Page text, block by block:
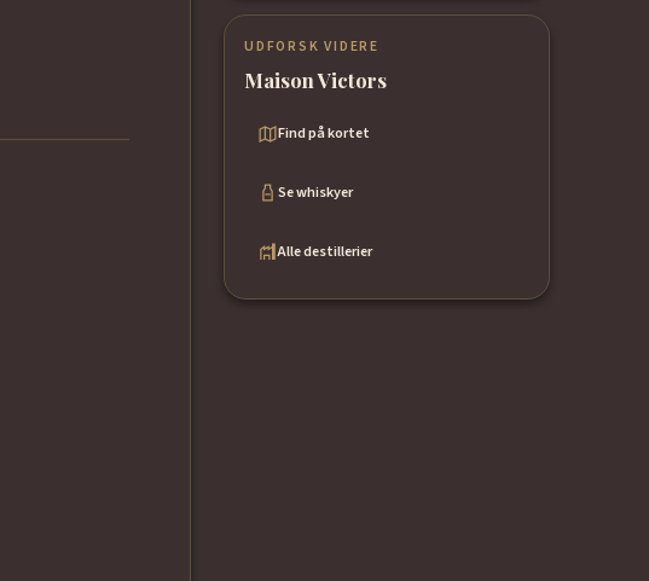
UDFORSK VIDERE
Maison Victors
Find på kortet
Se whiskyer
Alle destillerier